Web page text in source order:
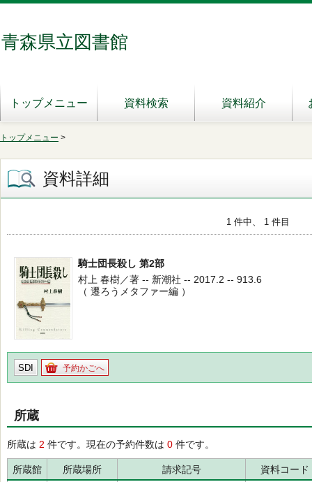
青森県立図書館
トップメニュー 資料検索 資料紹介
トップメニュー >
資料詳細
1 件中、 1 件目
騎士団長殺し 第2部
村上 春樹／著 -- 新潮社 -- 2017.2 -- 913.6
（ 遷ろうメタファー編 ）
SDI 予約かごへ
所蔵
所蔵は 2 件です。現在の予約件数は 0 件です。
所蔵館 所蔵場所 請求記号 資料コード